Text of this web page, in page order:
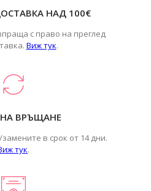
НАД 100€
с право на преглед
Виж тук.
ВРЪЩАНЕ
в срок от 14 дни.
тук.